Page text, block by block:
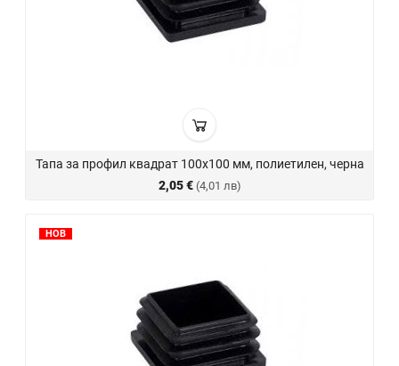
Тапа за профил квадрат 100х100 мм, полиетилен, черна
2,05 € (4,01 лв)
НОВ